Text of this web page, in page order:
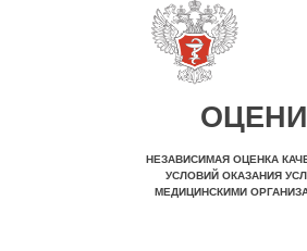
НЕЗАВИСИМАЯ ОЦЕНКА
УСЛОВИЙ ОКАЗАНИЯ
МЕДИЦИНСКИМИ